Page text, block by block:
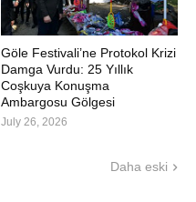
Göle Festivali’ne Protokol Krizi
Damga Vurdu: 25 Yıllık
Coşkuya Konuşma
Ambargosu Gölgesi
July 26, 2026
Daha eski